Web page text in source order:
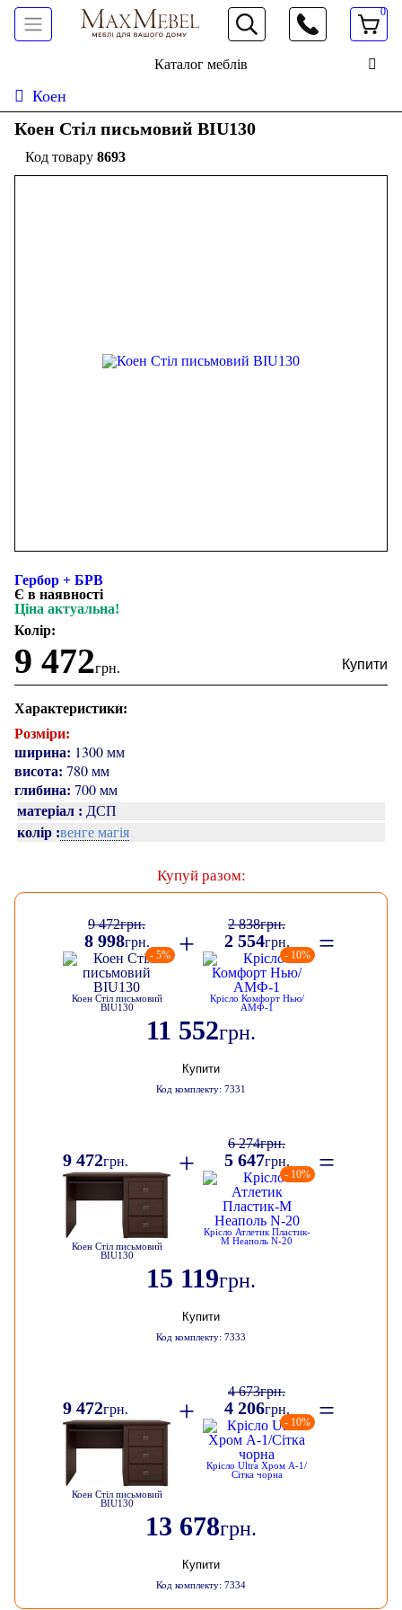
066 472 19 61
0
Каталог меблів
Коен
Коен Стіл письмовий BIU130
8693
Гербор + БРВ
Є в наявності
Ціна актуальна!
Колір:
9 472грн.
Характеристики:
Розміри:
ширина: 1300 мм
висота: 780 мм
глибина: 700 мм
матеріал : ДСП
колір :венге магія
Купуй разом:
9 472грн.
8 998грн.
- 5%
Коен Стіл письмовий
BIU130
+
2 838грн.
2 554грн.
- 10%
Крісло Комфорт Нью/
АМФ-1
=
11 552грн.
Купити
Код комплекту: 7331
9 472грн.
Коен Стіл письмовий
BIU130
+
6 274грн.
5 647грн.
- 10%
Крісло Атлетик Пластик-
М Неаполь N-20
=
15 119грн.
Купити
Код комплекту: 7333
9 472грн.
Коен Стіл письмовий
BIU130
+
4 673грн.
4 206грн.
- 10%
Крісло Ultra Хром А-1/
Сітка чорна
=
13 678грн.
Купити
Код комплекту: 7334